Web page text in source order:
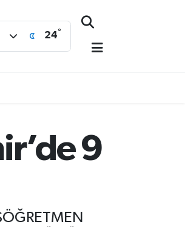
24°
9